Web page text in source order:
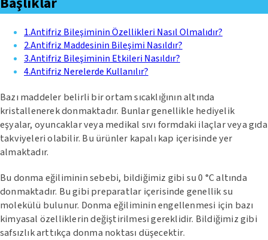
1.Antifriz Bileşiminin Özellikleri Nasıl Olmalıdır?
2.Antifriz Maddesinin Bileşimi Nasıldır?
3.Antifriz Bileşiminin Etkileri Nasıldır?
4.Antifriz Nerelerde Kullanılır?
Bazı maddeler belirli bir ortam sıcaklığının altında
kristallenerek donmaktadır. Bunlar genellikle hediyelik
eşyalar, oyuncaklar veya medikal sıvı formdaki ilaçlar veya gıda
takviyeleri olabilir. Bu ürünler kapalı kap içerisinde yer
almaktadır.
Bu donma eğiliminin sebebi, bildiğimiz gibi su 0 °C altında
donmaktadır. Bu gibi preparatlar içerisinde genellik su
molekülü bulunur. Donma eğiliminin engellenmesi için bazı
kimyasal özelliklerin değiştirilmesi gereklidir. Bildiğimiz gibi
safsızlık arttıkça donma noktası düşecektir.